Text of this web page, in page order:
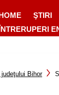
ŞTIRI
Bihor